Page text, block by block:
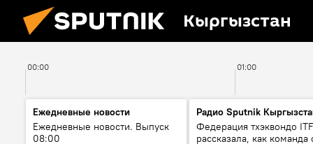
Кыргызстан
00:00 01:00
Ежедневные новости
Ежедневные новости. Выпуск
08:00
Радио Sputnik
Федерация тхэквондо ITF
рассказала, как команда